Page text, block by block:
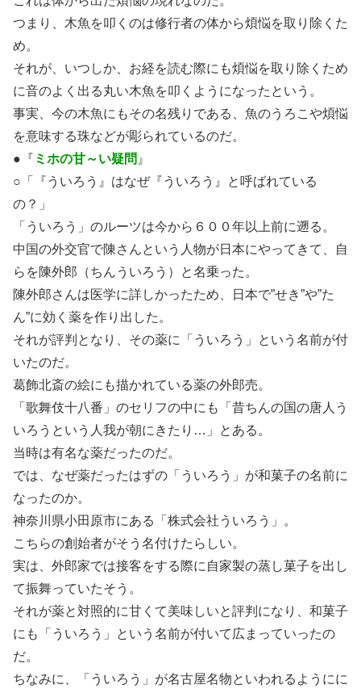
つまり、木魚を叩くのは修行者の体から煩悩を取り除くた
め。
それが、いつしか、お経を読む際にも煩悩を取り除くため
に音のよく出る丸い木魚を叩くようになったという。
事実、今の木魚にもその名残りである、魚のうろこや煩悩
を意味する珠などが彫られているのだ。
●『 ミホの甘～い疑問 』
○「『ういろう』はなぜ『ういろう』と呼ばれている
の？」
「ういろう」のルーツは今から６００年以上前に遡る。
中国の外交官で陳さんという人物が日本にやってきて、自
らを陳外郎（ちんういろう）と名乗った。
陳外郎さんは医学に詳しかったため、日本で”せき”や”た
ん”に効く薬を作り出した。
それが評判となり、その薬に「ういろう」という名前が付
いたのだ。
葛飾北斎の絵にも描かれている薬の外郎売。
「歌舞伎十八番」のセリフの中にも「昔ちんの国の唐人う
いろうという人我が朝にきたり…」とある。
当時は有名な薬だったのだ。
では、なぜ薬だったはずの「ういろう」が和菓子の名前に
なったのか。
神奈川県小田原市にある「株式会社ういろう」。
こちらの創始者がそう名付けたらしい。
実は、外郎家では接客をする際に自家製の蒸し菓子を出し
て振舞っていたそう。
それが薬と対照的に甘くて美味しいと評判になり、和菓子
にも「ういろう」という名前が付いて広まっていったの
だ。
ちなみに、「ういろう」が名古屋名物といわれるようにに